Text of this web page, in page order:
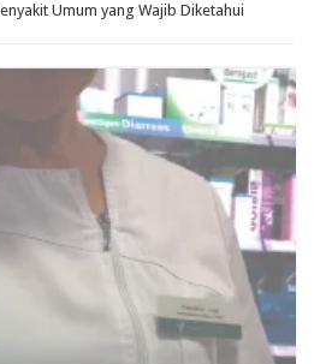
Umum yang Wajib Diketahui